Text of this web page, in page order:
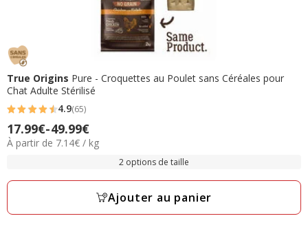
True Origins Pure - Croquettes au Poulet sans Céréales pour
Chat Adulte Stérilisé
4.9
étoiles
avec
avis
4.9(65)
Prix
de
17.99€-49.99€
7.14€
À partir de 7.14€ / kg
2 options de taille
Ajouter au panier